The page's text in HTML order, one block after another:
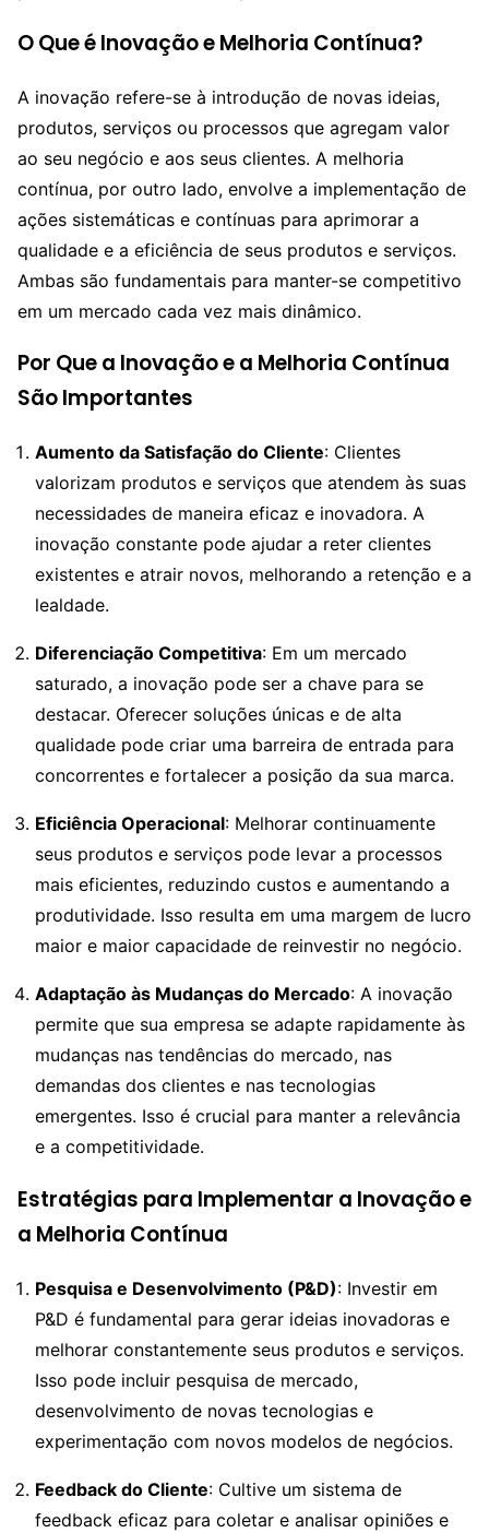
O Que é Inovação e Melhoria Contínua?
A inovação refere-se à introdução de novas ideias,
produtos, serviços ou processos que agregam valor
ao seu negócio e aos seus clientes. A melhoria
contínua, por outro lado, envolve a implementação de
ações sistemáticas e contínuas para aprimorar a
qualidade e a eficiência de seus produtos e serviços.
Ambas são fundamentais para manter-se competitivo
em um mercado cada vez mais dinâmico.
Por Que a Inovação e a Melhoria Contínua
São Importantes
Aumento da Satisfação do Cliente: Clientes
valorizam produtos e serviços que atendem às suas
necessidades de maneira eficaz e inovadora. A
inovação constante pode ajudar a reter clientes
existentes e atrair novos, melhorando a retenção e a
lealdade.
Diferenciação Competitiva: Em um mercado
saturado, a inovação pode ser a chave para se
destacar. Oferecer soluções únicas e de alta
qualidade pode criar uma barreira de entrada para
concorrentes e fortalecer a posição da sua marca.
Eficiência Operacional: Melhorar continuamente
seus produtos e serviços pode levar a processos
mais eficientes, reduzindo custos e aumentando a
produtividade. Isso resulta em uma margem de lucro
maior e maior capacidade de reinvestir no negócio.
Adaptação às Mudanças do Mercado: A inovação
permite que sua empresa se adapte rapidamente às
mudanças nas tendências do mercado, nas
demandas dos clientes e nas tecnologias
emergentes. Isso é crucial para manter a relevância
e a competitividade.
Estratégias para Implementar a Inovação e
a Melhoria Contínua
Pesquisa e Desenvolvimento (P&D): Investir em
P&D é fundamental para gerar ideias inovadoras e
melhorar constantemente seus produtos e serviços.
Isso pode incluir pesquisa de mercado,
desenvolvimento de novas tecnologias e
experimentação com novos modelos de negócios.
Feedback do Cliente: Cultive um sistema de
feedback eficaz para coletar e analisar opiniões e